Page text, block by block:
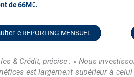
de 66M€.
le REPORTING MENSUEL
& Crédit, précise : « Nous
est largement supérieur à